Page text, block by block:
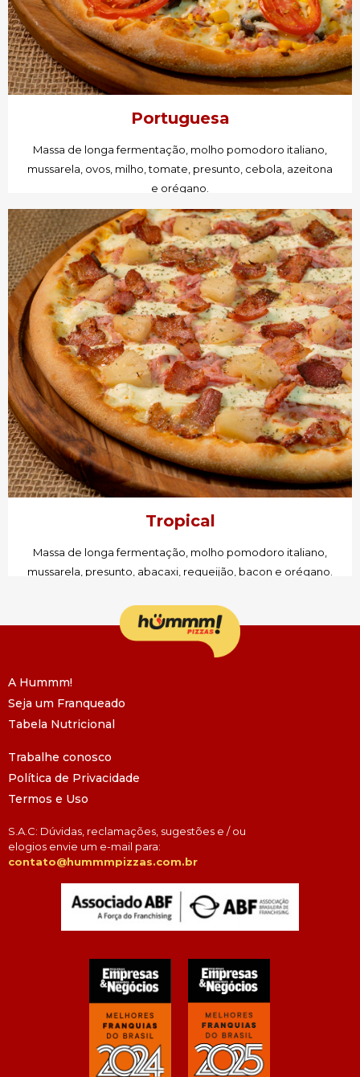
Portuguesa
Massa de longa fermentação, molho pomodoro italiano,
mussarela, ovos, milho, tomate, presunto, cebola, azeitona
e orégano.
PEÇA AGORA!
Tropical
Massa de longa fermentação, molho pomodoro italiano,
mussarela, presunto, abacaxi, requeijão, bacon e orégano.
PEÇA AGORA!
A Hummm!
Seja um Franqueado
Tabela Nutricional
Trabalhe conosco
Política de Privacidade
Termos e Uso
S.A.C: Dúvidas, reclamações, sugestões e / ou
elogios envie um e-mail para:
contato@hummmpizzas.com.br